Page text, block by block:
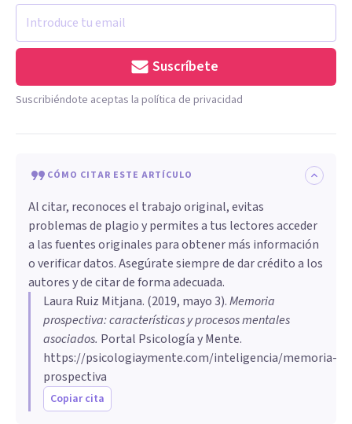
Suscríbete
Suscribiéndote aceptas la política de privacidad
CÓMO CITAR ESTE ARTÍCULO
Al citar, reconoces el trabajo original, evitas
problemas de plagio y permites a tus lectores acceder
a las fuentes originales para obtener más información
o verificar datos. Asegúrate siempre de dar crédito a los
autores y de citar de forma adecuada.
Laura Ruiz Mitjana. (2019, mayo 3).Memoria
prospectiva: características y procesos mentales
asociados. Portal Psicología y Mente.
https://psicologiaymente.com/inteligencia/memoria-
prospectiva
Copiar cita